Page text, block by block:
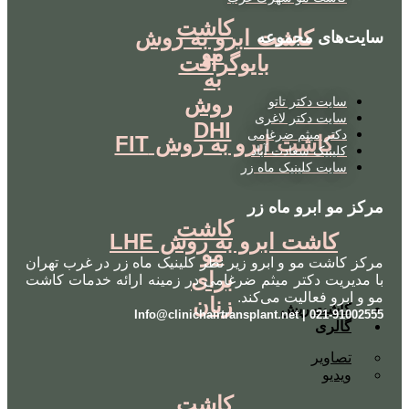
کاشت ابرو به روش
بایوگرافت
کاشت ابرو به روش FIT
کاشت ابرو به روش LHE
کاشت ریش
گالری
تصاویر
ویدیو
کاشت
مو
به
روش
DHI
کاشت
مو
برای
زنان
کاشت
سایت‌های مجموعه
سایت دکتر تاتو
سایت دکتر لاغری
دکتر میثم ضرغامی
کلینیک سعادت آباد
سایت کلینیک ماه زر
مرکز مو ابرو ماه زر
مرکز کاشت مو و ابرو زیر نظر کلینیک ماه زر در غرب تهران
با مدیریت دکتر میثم ضرغامی در زمینه ارائه خدمات کاشت
مو و ابرو فعالیت می‌کند.
021-91002555 | Info@clinichairtransplant.net